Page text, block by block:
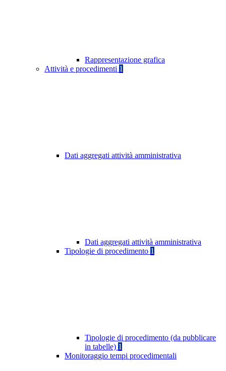
Rappresentazione grafica
Attività e procedimenti 1
Dati aggregati attività amministrativa
Dati aggregati attività amministrativa
Tipologie di procedimento 1
Tipologie di procedimento (da pubblicare
in tabelle) 1
Monitoraggio tempi procedimentali